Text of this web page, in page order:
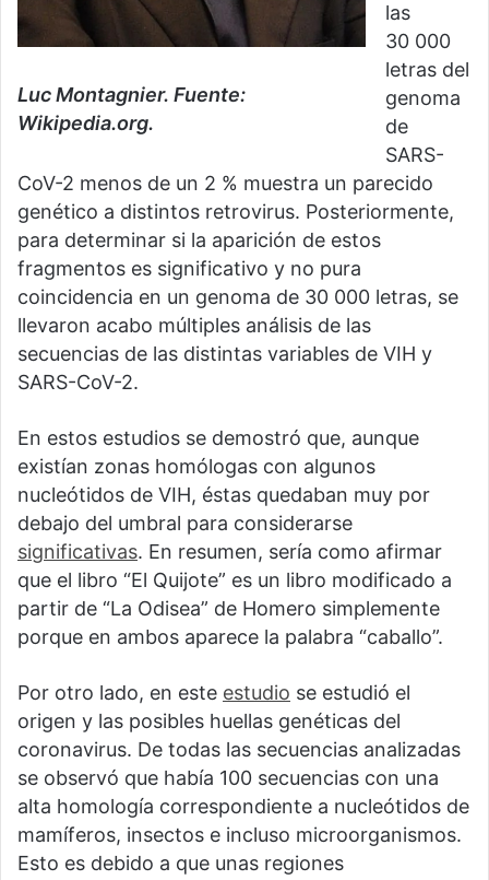
Luc Montagnier. Fuente:
Wikipedia.org.
las
30 000
letras del
genoma
de
SARS-
CoV-2 menos de un 2 % muestra un parecido
genético a distintos retrovirus. Posteriormente,
para determinar si la aparición de estos
fragmentos es significativo y no pura
coincidencia en un genoma de 30 000 letras, se
llevaron acabo múltiples análisis de las
secuencias de las distintas variables de VIH y
SARS-CoV-2.
En estos estudios se demostró que, aunque
existían zonas homólogas con algunos
nucleótidos de VIH, éstas quedaban muy por
debajo del umbral para considerarse
significativas. En resumen, sería como afirmar
que el libro “El Quijote” es un libro modificado a
partir de “La Odisea” de Homero simplemente
porque en ambos aparece la palabra “caballo”.
Por otro lado, en este estudio se estudió el
origen y las posibles huellas genéticas del
coronavirus. De todas las secuencias analizadas
se observó que había 100 secuencias con una
alta homología correspondiente a nucleótidos de
mamíferos, insectos e incluso microorganismos.
Esto es debido a que unas regiones